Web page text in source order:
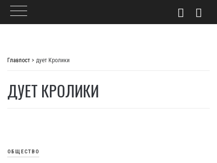
Главпост > дует Кролики
ДУЕТ КРОЛИКИ
ОБЩЕСТВО